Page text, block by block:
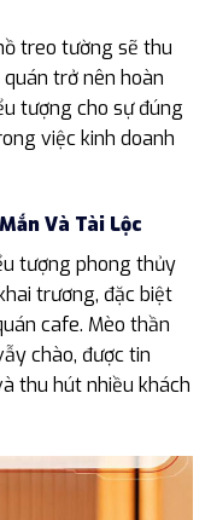
treo tường sẽ thu
trở nên hoàn
tượng cho sự đúng
việc kinh doanh
Và Tài Lộc
tượng phong thủy
trương, đặc biệt
cafe. Mèo thần
chào, được tin
thu hút nhiều khách